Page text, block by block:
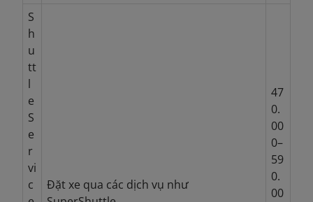
S
h
u
tt
l
e
S
e
r
vi
c
Đặt xe qua các dịch vụ như
47
0.
00
0–
59
0.
00